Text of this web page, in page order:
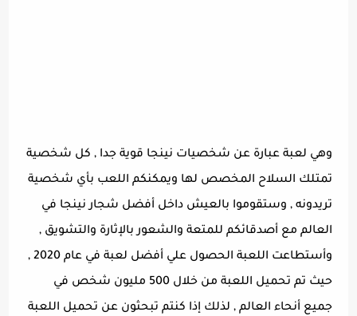
وهي لعبة عبارة عن شخصيات نينجا قوية جدا , كل شخصية
تمتلك السلاح المخصص لها ويمكنكم اللعب بأي شخصية
تريدونه , وستقوموا بالعيش داخل أفضل شجار نينجا في
العالم مع أصدقائكم للمتعة والشعور بالإثارة والتشويق ,
وأستطاعت اللعبة الحصول علي أفضل لعبة في عام 2020 ,
حيث تم تحميل اللعبة من خلال 500 مليون شخص في
جميع أنحاء العالم , لذلك إذا كنتم تبحثون عن تحميل اللعبة